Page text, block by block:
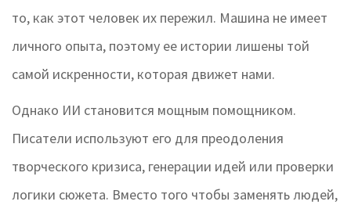
то, как этот человек их пережил. Машина не имеет
личного опыта, поэтому ее истории лишены той
самой искренности, которая движет нами.
Однако ИИ становится мощным помощником.
Писатели используют его для преодоления
творческого кризиса, генерации идей или проверки
логики сюжета. Вместо того чтобы заменять людей,